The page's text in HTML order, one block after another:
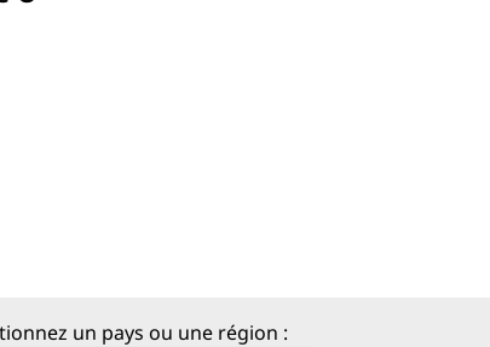
un pays ou une région :